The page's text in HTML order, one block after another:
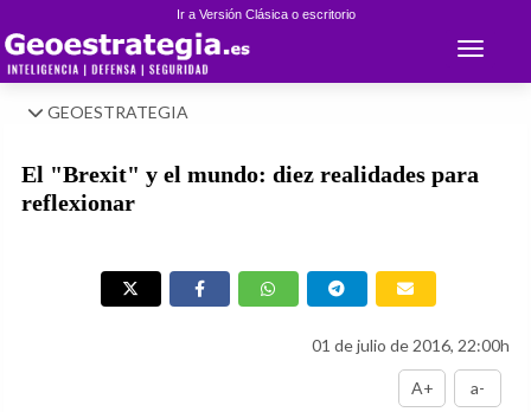
Ir a Versión Clásica o escritorio
Toggle
GEOESTRATEGIA
El "Brexit" y el mundo: diez realidades para
reflexionar
01 de julio de 2016, 22:00h
A+ a-